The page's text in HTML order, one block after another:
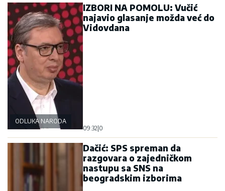
ODLUKA NARODA
IZBORI NA POMOLU: Vučić
najavio glasanje možda već do
Vidovdana
09:32 0
Dačić: SPS spreman da
razgovara o zajedničkom
nastupu sa SNS na
beogradskim izborima